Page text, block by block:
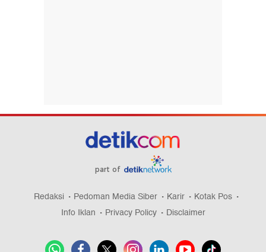
part of
Redaksi Pedoman Media Siber Karir
Kotak Pos
Info Iklan
Privacy Policy Disclaimer